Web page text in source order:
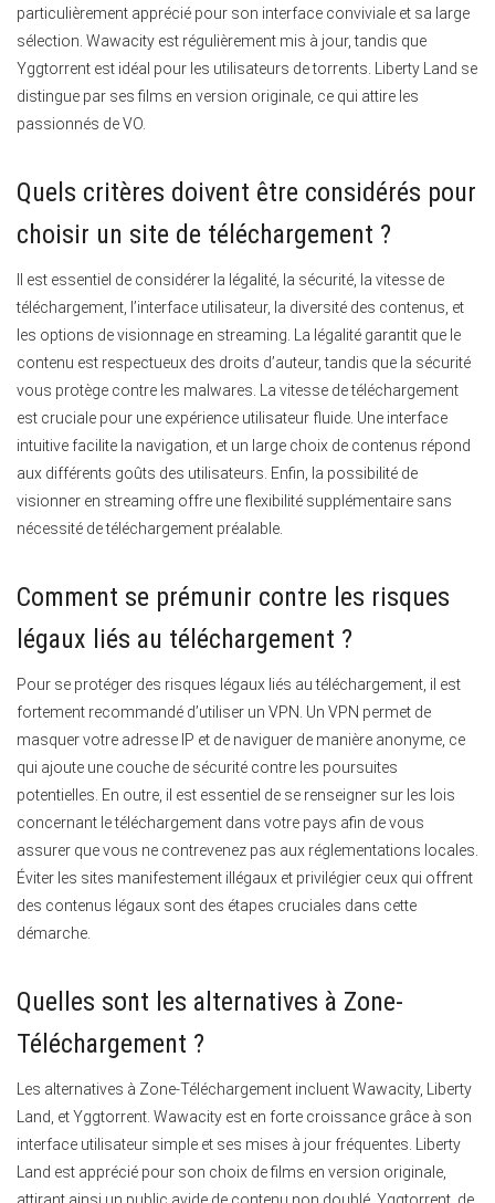
particulièrement apprécié pour son interface conviviale et sa large
sélection. Wawacity est régulièrement mis à jour, tandis que
Yggtorrent est idéal pour les utilisateurs de torrents. Liberty Land se
distingue par ses films en version originale, ce qui attire les
passionnés de VO.
Quels critères doivent être considérés pour
choisir un site de téléchargement ?
Il est essentiel de considérer la légalité, la sécurité, la vitesse de
téléchargement, l’interface utilisateur, la diversité des contenus, et
les options de visionnage en streaming.
La légalité garantit que le
contenu est respectueux des droits d’auteur, tandis que la sécurité
vous protège contre les malwares. La vitesse de téléchargement
est cruciale pour une expérience utilisateur fluide. Une interface
intuitive facilite la navigation, et un large choix de contenus répond
aux différents goûts des utilisateurs. Enfin, la possibilité de
visionner en streaming offre une flexibilité supplémentaire sans
nécessité de téléchargement préalable.
Comment se prémunir contre les risques
légaux liés au téléchargement ?
Pour se protéger des risques légaux liés au téléchargement, il est
fortement recommandé d’utiliser un VPN. Un VPN permet de
masquer votre adresse IP et de naviguer de manière anonyme, ce
qui ajoute une couche de sécurité contre les poursuites
potentielles. En outre, il est essentiel de se renseigner sur les lois
concernant le téléchargement dans votre pays afin de vous
assurer que vous ne contrevenez pas aux réglementations locales.
Éviter les sites manifestement illégaux et privilégier ceux qui offrent
des contenus légaux sont des étapes cruciales dans cette
démarche.
Quelles sont les alternatives à Zone-
Téléchargement ?
Les alternatives à Zone-Téléchargement incluent Wawacity, Liberty
Land, et Yggtorrent. Wawacity est en forte croissance grâce à son
interface utilisateur simple et ses mises à jour fréquentes. Liberty
Land est apprécié pour son choix de films en version originale,
attirant ainsi un public avide de contenu non doublé. Yggtorrent, de